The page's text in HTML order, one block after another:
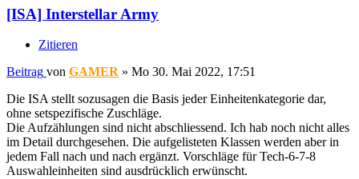
[ISA] Interstellar Army
Zitieren
Beitrag von GAMER » Mo 30. Mai 2022, 17:51
Die ISA stellt sozusagen die Basis jeder Einheitenkategorie dar,
ohne setspezifische Zuschläge.
Die Aufzählungen sind nicht abschliessend. Ich hab noch nicht alles
im Detail durchgesehen. Die aufgelisteten Klassen werden aber in
jedem Fall nach und nach ergänzt. Vorschläge für Tech-6-7-8
Auswahleinheiten sind ausdrücklich erwünscht.